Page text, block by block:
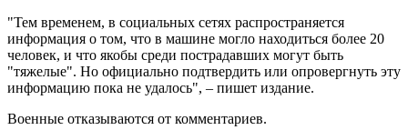
"Тем временем, в социальных сетях распространяется
информация о том, что в машине могло находиться более 20
человек, и что якобы среди пострадавших могут быть
"тяжелые". Но официально подтвердить или опровергнуть эту
информацию пока не удалось", – пишет издание.
Военные отказываются от комментариев.